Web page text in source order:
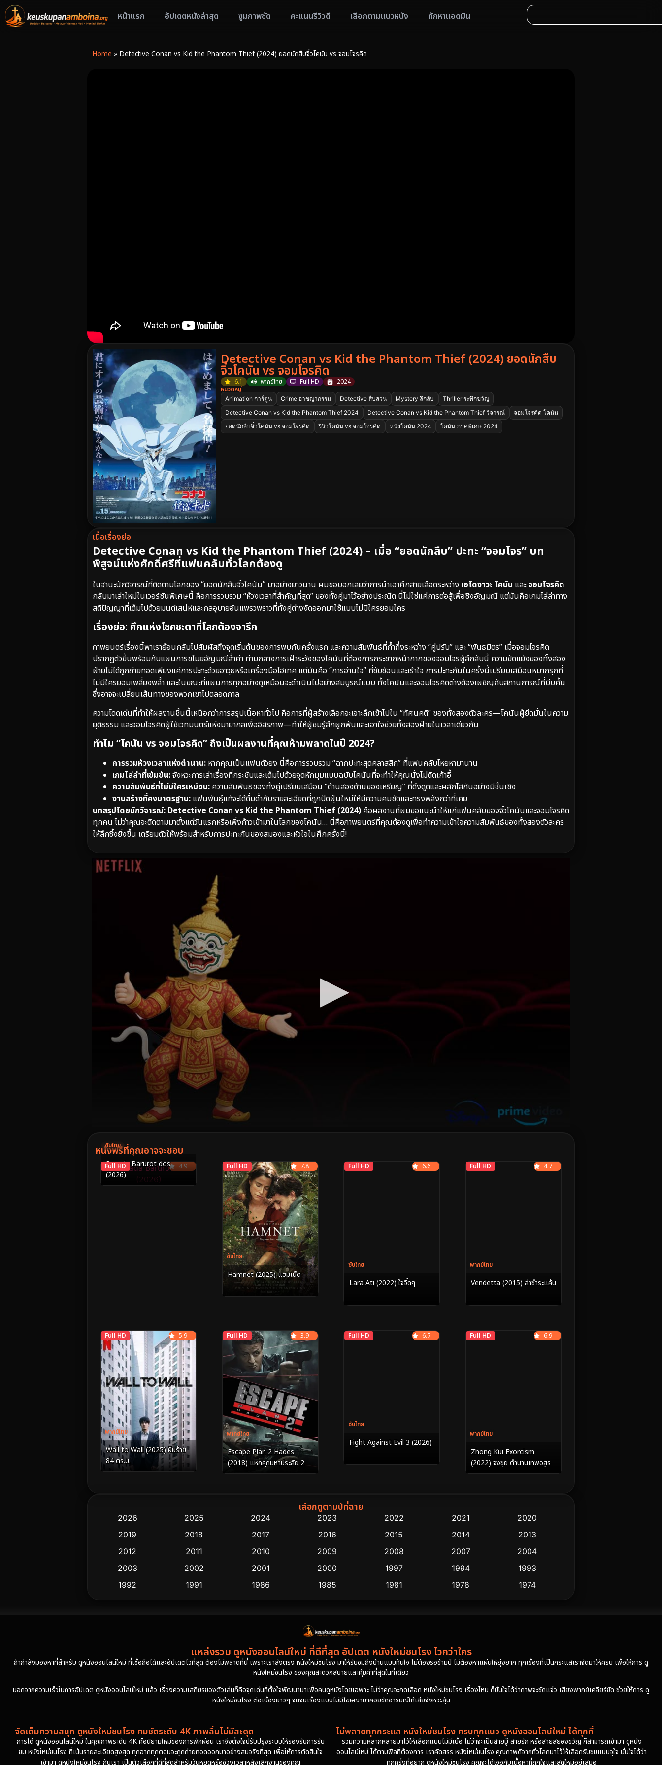
หน้าแรก อัปเดตหนังล่าสุด ซูมภาพชัด คะแนนรีวิวดี เลือกตามแนวหนัง ทักหาแอดมิน
Home » Detective Conan vs Kid the Phantom Thief (2024) ยอดนักสืบจิ๋วโคนัน vs จอมโจรคิด
Detective Conan vs Kid the Phantom Thief (2024) ยอดนักสืบ
จิ๋วโคนัน vs จอมโจรคิด
6.1 พากย์ไทย Full HD
2024
หมวดหมู่
Animation การ์ตูน Crime อาชญากรรม Detective สืบสวน Mystery ลึกลับ
Thriller ระทึกขวัญ
Detective Conan vs Kid the Phantom Thief 2024
Detective Conan vs Kid the Phantom Thief วิจารณ์
จอมโจรคิด โคนัน
ยอดนักสืบจิ๋วโคนัน vs จอมโจรคิด
รีวิวโคนัน vs จอมโจรคิด หนังโคนัน 2024 โคนัน ภาคพิเศษ 2024
เนื้อเรื่องย่อ
Detective Conan vs Kid the Phantom Thief (2024) – เมื่อ “ยอดนักสืบ” ปะทะ “จอมโจร” บท
พิสูจน์แห่งศักดิ์ศรีที่แฟนคลับทั่วโลกต้องดู
ในฐานะนักวิจารณ์ที่ติดตามโลกของ “ยอดนักสืบจิ๋วโคนัน” มาอย่างยาวนาน ผมขอบอกเลยว่าการนำเอาศึกสายเลือดระหว่าง เอโดงาวะ โคนัน และจอมโจรคิด
กลับมาเล่าใหม่ในเวอร์ชันพิเศษนี้ คือการรวบรวม “ห้วงเวลาที่สำคัญที่สุด” ของทั้งคู่มาไว้อย่างประณีต นี่ไม่ใช่แค่การต่อสู้เพื่อชิงอัญมณี แต่มันคือเกมไล่ล่าทาง
สติปัญญาที่เต็มไปด้วยมนต์เสน่ห์และกลอุบายอันแพรวพราวที่ทั้งคู่ต่างงัดออกมาใช้แบบไม่มีใครยอมใคร
เรื่องย่อ: ศึกแห่งโชคชะตาที่โลกต้องจารึก
ภาพยนตร์เรื่องนี้พาเราย้อนกลับไปสัมผัสถึงจุดเริ่มต้นของการพบกันครั้งแรก และความสัมพันธ์ที่ก้ำกึ่งระหว่าง “คู่ปรับ” และ “พันธมิตร” เมื่อจอมโจรคิด
ปรากฏตัวขึ้นพร้อมกับแผนการขโมยอัญมณีล้ำค่า ท่ามกลางการเฝ้าระวังของโคนันที่ต้องการกระชากหน้ากากของจอมโจรผู้ลึกลับนี้ ความขัดแย้งของทั้งสอง
ฝ่ายไม่ได้ถูกถ่ายทอดเพียงแค่การปะทะด้วยอาวุธหรือเครื่องมือไฮเทค แต่มันคือ “การอ่านใจ” ที่ซับซ้อนและเร้าใจ การปะทะกันในครั้งนี้เปรียบเสมือนหมากรุกที่
ไม่มีใครยอมเพลี่ยงพล้ำ และในขณะที่แผนการทุกอย่างดูเหมือนจะดำเนินไปอย่างสมบูรณ์แบบ ทั้งโคนันและจอมโจรคิดต่างต้องเผชิญกับสถานการณ์ที่บีบคั้น
ซึ่งอาจจะเปลี่ยนเส้นทางของพวกเขาไปตลอดกาล
ความโดดเด่นที่ทำให้ผลงานชิ้นนี้เหนือกว่าการสรุปเนื้อหาทั่วไป คือการที่ผู้สร้างเลือกจะเจาะลึกเข้าไปใน “ทัศนคติ” ของทั้งสองตัวละคร—โคนันผู้ยึดมั่นในความ
ยุติธรรม และจอมโจรคิดผู้ใช้เวทมนตร์แห่งมายากลเพื่ออิสรภาพ—ทำให้ผู้ชมรู้สึกผูกพันและเอาใจช่วยทั้งสองฝ่ายในเวลาเดียวกัน
ทำไม “โคนัน vs จอมโจรคิด” ถึงเป็นผลงานที่คุณห้ามพลาดในปี 2024?
การรวมห้วงเวลาแห่งตำนาน: หากคุณเป็นแฟนตัวยง นี่คือการรวบรวม “ฉากปะทะสุดคลาสสิก” ที่แฟนคลับโหยหามานาน
เกมไล่ล่าที่เข้มข้น:จังหวะการเล่าเรื่องที่กระชับและเต็มไปด้วยจุดหักมุมแบบฉบับโคนันที่จะทำให้คุณนั่งไม่ติดเก้าอี้
ความสัมพันธ์ที่ไม่มีใครเหมือน: ความสัมพันธ์ของทั้งคู่เปรียบเสมือน “ด้านสองด้านของเหรียญ” ที่ดึงดูดและผลักไสกันอย่างมีชั้นเชิง
งานสร้างที่คงมาตรฐาน: แฟนพันธุ์แท้จะได้ดื่มด่ำกับรายละเอียดที่ถูกปัดฝุ่นใหม่ให้มีความคมชัดและทรงพลังกว่าที่เคย
บทสรุปโดยนักวิจารณ์: Detective Conan vs Kid the Phantom Thief (2024) คือผลงานที่ผมขอแนะนำให้แก่แฟนคลับของจิ๋วโคนันและจอมโจรคิด
ทุกคน ไม่ว่าคุณจะติดตามมาตั้งแต่วันแรกหรือเพิ่งก้าวเข้ามาในโลกของโคนัน… นี่คือภาพยนตร์ที่คุณต้องดูเพื่อทำความเข้าใจความสัมพันธ์ของทั้งสองตัวละคร
ให้ลึกซึ้งยิ่งขึ้น เตรียมตัวให้พร้อมสำหรับการปะทะกันของสมองและหัวใจในศึกครั้งนี้!
หนังฟรีที่คุณอาจจะชอบ
Full HD
ซับไทย
4.9
Pasada Barurot dos
(2026)
Full HD
ซับไทย
7.8
Hamnet (2025) แฮมเน็ต
Full HD
ซับไทย
6.6
Lara Ati (2022) ใจจี๊ดๆ
Full HD
พากย์ไทย
4.7
Vendetta (2015) ล่าชําระแค้น
Full HD
พากย์ไทย
5.9
Wall to Wall (2025) ฝันร้าย
84 ตร.ม.
Full HD
พากย์ไทย
3.9
Escape Plan 2 Hades
(2018) แหกคุกมหาประลัย 2
Full HD
ซับไทย
6.7
Fight Against Evil 3 (2026)
Full HD
พากย์ไทย
6.9
Zhong Kui Exorcism
(2022) จงขุย ตำนานเทพอสูร
เลือกดูตามปีที่ฉาย
2026 2025 2024 2023 2022 2021
2020
2019
2018 2017 2016 2015 2014
2013
2012
2011 2010 2009 2008 2007
2004
2003
2002 2001 2000 1997 1994
1993
1992
1991 1986 1985 1981 1978 1974
แหล่งรวม ดูหนังออนไลน์ใหม่ ที่ดีที่สุด อัปเดต หนังใหม่ชนโรง ไวกว่าใคร
ถ้ากำลังมองหาที่สำหรับ ดูหนังออนไลน์ใหม่ ที่เชื่อถือได้และอัปเดตไวที่สุด ต้องไม่พลาดที่นี่ เพราะเราส่งตรง หนังใหม่ชนโรง มาให้รับชมถึงบ้านแบบทันใจ ไม่ต้องรอข้ามปี ไม่ต้องหาแผ่นให้ยุ่งยาก ทุกเรื่องที่เป็นกระแสเราจัดมาให้ครบ เพื่อให้การ ดู
หนังใหม่ชนโรง ของคุณสะดวกสบายและคุ้มค่าที่สุดในที่เดียว
นอกจากความเร็วในการอัปเดต ดูหนังออนไลน์ใหม่ แล้ว เรื่องความเสถียรของตัวเล่นก็คือจุดเด่นที่ตั้งใจพัฒนามาเพื่อคนดูหนังโดยเฉพาะ ไม่ว่าคุณจะกดเลือก หนังใหม่ชนโรง เรื่องไหน ก็มั่นใจได้ว่าภาพจะชัดแจ๋ว เสียงพากย์เคลียร์ชัด ช่วยให้การ ดู
หนังใหม่ชนโรง ต่อเนื่องยาวๆ จนจบเรื่องแบบไม่มีโฆษณามาคอยขัดอารมณ์ให้เสียจังหวะลุ้น
จัดเต็มความสนุก ดูหนังใหม่ชนโรง คมชัดระดับ 4K ภาพลื่นไม่มีสะดุด
การได้ ดูหนังออนไลน์ใหม่ ในคุณภาพระดับ 4K คือนิยามใหม่ของการพักผ่อน เราจึงตั้งใจปรับปรุงระบบให้รองรับการรับ
ชม หนังใหม่ชนโรง ที่เน้นรายละเอียดสูงสุด ทุกฉากทุกตอนจะถูกถ่ายทอดออกมาอย่างสมจริงที่สุด เพื่อให้การตัดสินใจ
เข้ามา ดูหนังใหม่ชนโรง กับเรา เป็นตัวเลือกที่ดีที่สุดสำหรับวันหยุดหรือช่วงเวลาหลังเลิกงานของคุณ
ไม่พลาดทุกกระแส หนังใหม่ชนโรง ครบทุกแนว ดูหนังออนไลน์ใหม่ ได้ทุกที่
รวมความหลากหลายมาไว้ให้เลือกแบบไม่มีเบื่อ ไม่ว่าจะเป็นสายบู๊ สายรัก หรือสายสยองขวัญ ก็สามารถเข้ามา ดูหนัง
ออนไลน์ใหม่ ได้ตามฟีลที่ต้องการ เราคัดสรร หนังใหม่ชนโรง คุณภาพดีจากทั่วโลกมาไว้ให้เลือกรับชมแบบจุใจ มั่นใจได้ว่า
ทุกครั้งที่อยาก ดูหนังใหม่ชนโรง คุณจะได้เจอกับเนื้อหาที่ถูกใจและสดใหม่อยู่เสมอ